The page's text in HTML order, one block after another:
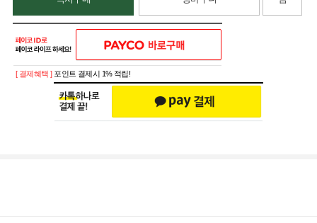
[ 결제혜택 ] 포인트 결제시 1% 적립!